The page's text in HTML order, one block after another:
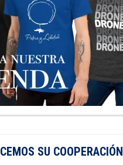
SU COOPERACIÓN